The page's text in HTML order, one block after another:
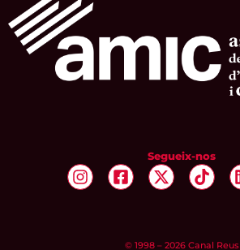
Segueix-nos
© 1998 – 2026 Canal Reus